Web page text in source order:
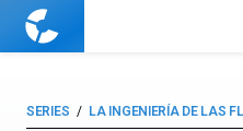
Cuaderno
SERIES LA INGENIERÍA DE LAS